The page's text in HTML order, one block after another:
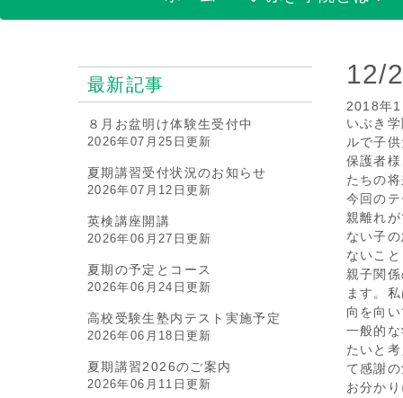
12/
2018年
いぶき
ルで子
保護者
たちの
今回の
親離れ
ない子
ないこ
親子関
ます。
向を向
一般的
たいと
て感謝
お分か
最新記事
８月お盆明け体験生受付中
2026年07月25日更新
夏期講習受付状況のお知らせ
2026年07月12日更新
英検講座開講
2026年06月27日更新
夏期の予定とコース
2026年06月24日更新
高校受験生塾内テスト実施予定
2026年06月18日更新
夏期講習2026のご案内
2026年06月11日更新